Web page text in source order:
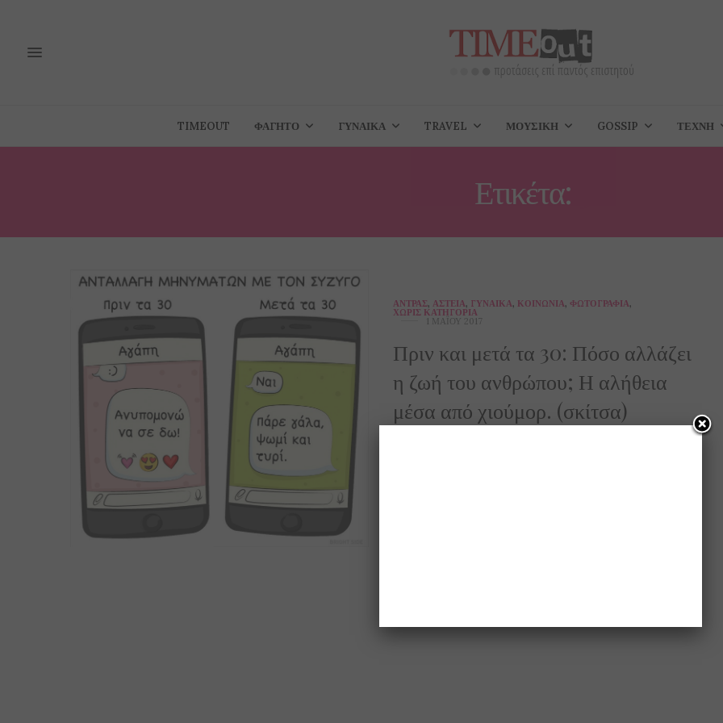
TIMEOUT ΦΑΓΗΤΌ ΓΥΝΑΊΚΑ TRAVEL ΜΟΥΣΙΚΉ GOSSIP ΤΈΧΝΗ
Ετικέτα:
ΆΝΤΡΑΣ, ΑΣΤΕΊΑ, ΓΥΝΑΊΚΑ, ΚΟΙΝΩΝΊΑ, ΦΩΤΟΓΡΑΦΊΑ,
ΧΩΡΊΣ ΚΑΤΗΓΟΡΊΑ
1 ΜΑΪ́ΟΥ 2017
Πριν και μετά τα 30: Πόσο αλλάζει
η ζωή του ανθρώπου; Η αλήθεια
μέσα από χιούμορ. (σκίτσα)